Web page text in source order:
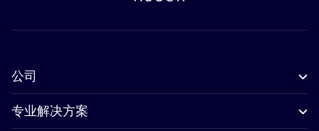
公司
专业解决方案